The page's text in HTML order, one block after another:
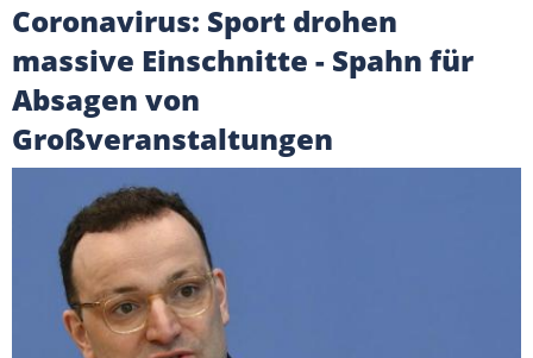
Coronavirus: Sport drohen
massive Einschnitte - Spahn für
Absagen von
Großveranstaltungen